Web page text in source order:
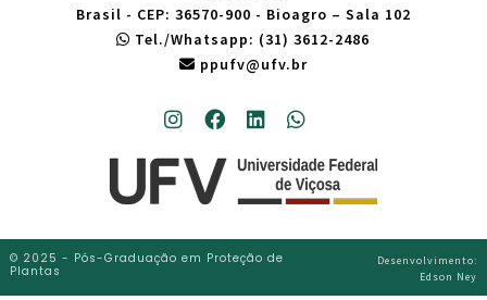
Brasil - CEP: 36570-900 - Bioagro – Sala 102
Tel./Whatsapp: (31) 3612-2486
ppufv@ufv.br
© 2025 - Pós-Graduação em Proteção de
Plantas
Desenvolvimento: